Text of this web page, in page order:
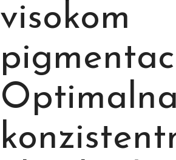
visokom
Optimalna